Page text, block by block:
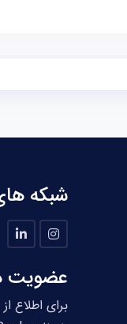
شبکه
عضویت
برای اطلاع